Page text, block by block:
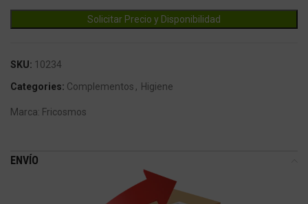
SKU: 10234
Categories: Complementos , Higiene
Marca: Fricosmos
ENVÍO